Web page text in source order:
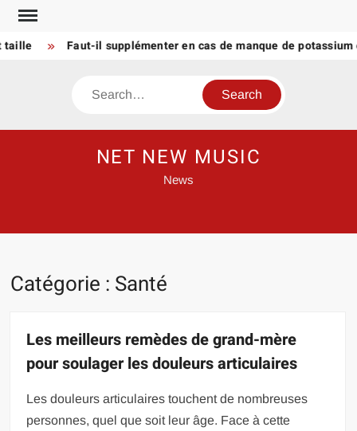
Skip
content
Faut-il supplémenter en cas de manque de potassium
Search
NET NEW MUSIC
News
Catégorie : Santé
Les meilleurs remèdes de grand-mère
pour soulager les douleurs articulaires
Les douleurs articulaires touchent de nombreuses
personnes, quel que soit leur âge. Face à cette